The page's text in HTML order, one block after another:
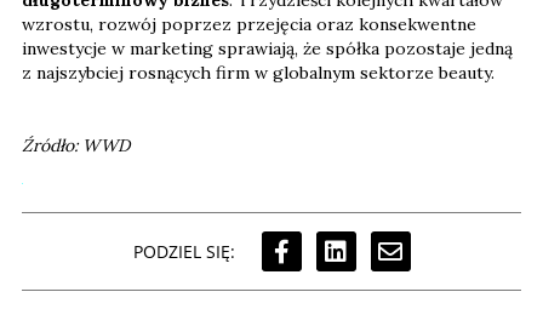
wzrostu, rozwój poprzez przejęcia oraz konsekwentne
inwestycje w marketing sprawiają, że spółka pozostaje jedną
z najszybciej rosnących firm w globalnym sektorze beauty.
Źródło: WWD
PODZIEL SIĘ: